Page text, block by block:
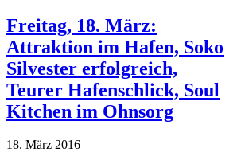
Freitag, 18. März:
Attraktion im Hafen, Soko
Silvester erfolgreich,
Teurer Hafenschlick, Soul
Kitchen im Ohnsorg
18. März 2016